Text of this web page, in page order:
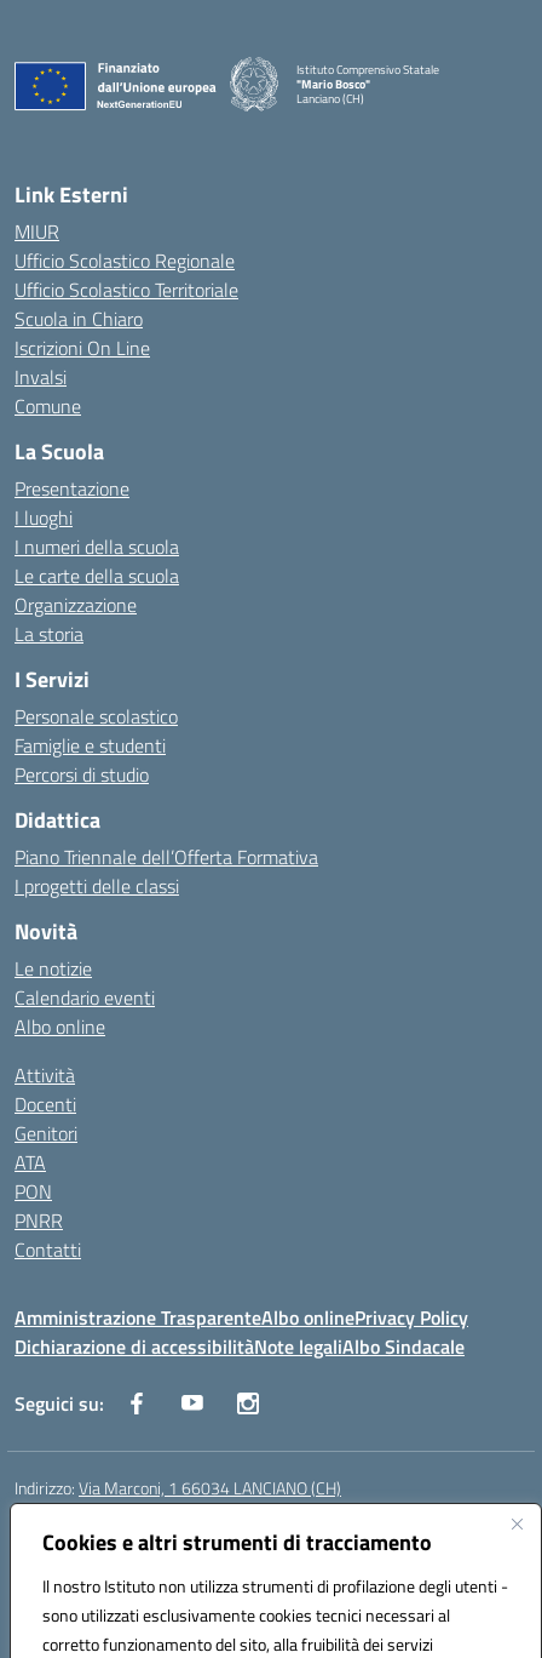
Cookies e altri strumenti di tracciamento
Il nostro Istituto non utilizza strumenti di profilazione degli utenti -
sono utilizzati esclusivamente cookies tecnici necessari al
corretto funzionamento del sito, alla fruibilità dei servizi
Istituto Comprensivo Statale
"Mario Bosco"
Lanciano (CH)
Link Esterni
MIUR
Ufficio Scolastico Regionale
Ufficio Scolastico Territoriale
Scuola in Chiaro
Iscrizioni On Line
Invalsi
Comune
La Scuola
Presentazione
I luoghi
I numeri della scuola
Le carte della scuola
Organizzazione
La storia
I Servizi
Personale scolastico
Famiglie e studenti
Percorsi di studio
Didattica
Piano Triennale dell’Offerta Formativa
I progetti delle classi
Novità
Le notizie
Calendario eventi
Albo online
Attività
Docenti
Genitori
ATA
PON
PNRR
Contatti
Amministrazione TrasparenteAlbo onlinePrivacy Policy
Dichiarazione di accessibilitàNote legaliAlbo Sindacale
Seguici su:
Indirizzo:Via Marconi, 1 66034 LANCIANO (CH)
Centralino:
Posta elettronica certificata (PEC):chic840006@pec.istruzione.it
Codice fiscale: 90031370696
Codice meccanografico:CHIC840006
Codice Indice delle Pubbliche Amministrazioni (IPA): istsc_chic840006